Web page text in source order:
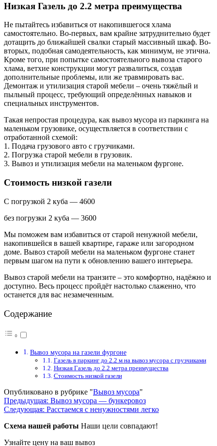
Низкая Газель до 2.2 метра преимущества
Не пытайтесь избавиться от накопившегося хлама
самостоятельно. Во-первых, вам крайне затруднительно будет
дотащить до ближайшей свалки старый массивный шкаф. Во-
вторых, подобная самодеятельность, как минимум, не этична.
Кроме того, при попытке самостоятельного вывоза старого
хлама, ветхие конструкции могут развалиться, создав
дополнительные проблемы, или же травмировать вас.
Демонтаж и утилизация старой мебели – очень тяжёлый и
пыльный процесс, требующий определённых навыков и
специальных инструментов.
Такая непростая процедура, как вывоз мусора из паркинга на
маленьком грузовике, осуществляется в соответствии с
отработанной схемой:
1. Подача грузового авто с грузчиками.
2. Погрузка старой мебели в грузовик.
3. Вывоз и утилизация мебели на маленьком фургоне.
Стоимость низкой газели
С погрузкой 2 куба — 4600
без погрузки 2 куба — 3600
Мы поможем вам избавиться от старой ненужной мебели,
накопившейся в вашей квартире, гараже или загородном
доме. Вывоз старой мебели на маленьком фургоне станет
первым шагом на пути к обновлению вашего интерьера.
Вывоз старой мебели на транзите – это комфортно, надёжно и
доступно. Весь процесс пройдёт настолько слаженно, что
останется для вас незамеченным.
Содержание
Вывоз мусора на газели фургоне
Газель в паркинг до 2.2 м на вывоз мусора с грузчиками
Низкая Газель до 2.2 метра преимущества
Стоимость низкой газели
Опубликовано в рубрике "Вывоз мусора"
Навигация
по
записям
Предыдущая: Вывоз мусора — бункеровоз
Следующая: Расстаемся с ненужностями легко
Схема нашей работы Наши цели совпадают!
Узнайте цену на ваш вывоз